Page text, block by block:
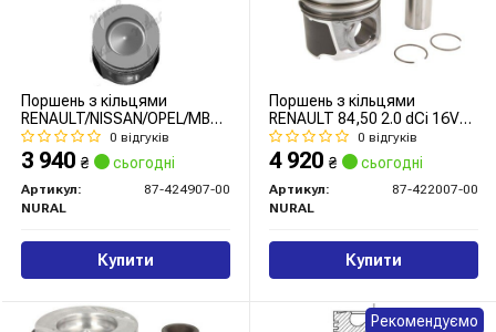
Поршень з кільцями
RENAULT/NISSAN/OPEL/MB
80,50 R9M 1,6TDI 11- (вир-
во NURAL)
0 відгуків
3 940 ₴ сьогодні
Артикул:
87-424907-00
NURAL
Купити
Поршень з кільцями
RENAULT 84,50 2.0 dCi 16V
M9R Euro 4 (вир-во NURAL)
0 відгуків
4 920 ₴ сьогодні
Артикул:
87-422007-00
NURAL
Купити
Рекомендуємо